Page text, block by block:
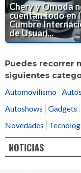
Chery y Omoda
cuentan todo en
Cumbre
de Usuari...
Puedes recorrer
siguientes
Automovilismo
Autoshows
Gadgets
Novedades
NOTICIAS